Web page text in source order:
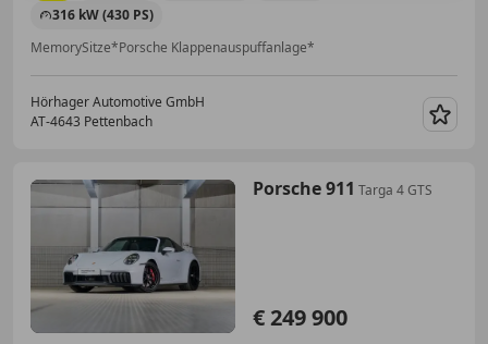
316 kW (430 PS)
MemorySitze*Porsche Klappenauspuffanlage*
Hörhager Automotive GmbH
AT-4643 Pettenbach
Porsche 911 Targa 4 GTS
€ 249 900